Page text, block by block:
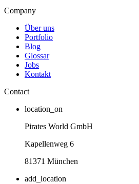
Company
Über uns
Portfolio
Blog
Glossar
Jobs
Kontakt
Contact
location_on
Pirates World GmbH
Kapellenweg 6
81371 München
add_location